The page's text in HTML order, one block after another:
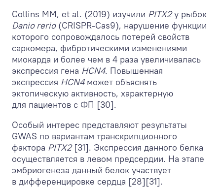
Collins MM, et al. (2019) изучили PITX2у рыбок
Danio rerio(CRISPR-Cas9), нарушение функции
которого сопровождалось потерей свойств
саркомера, фибротическими изменениями
миокарда и более чем в 4 раза увеличивалась
экспрессия гена HCN4. Повышенная
экспрессия HCN4может объяснять
эктопическую активность, характерную
для пациентов с ФП [30].
Особый интерес представляют результаты
GWAS по вариантам транскрипционного
фактора PITX2[31]. Экспрессия данного белка
осуществляется в левом предсердии. На этапе
эмбриогенеза данный белок участвует
в дифференцировке сердца [28][31].